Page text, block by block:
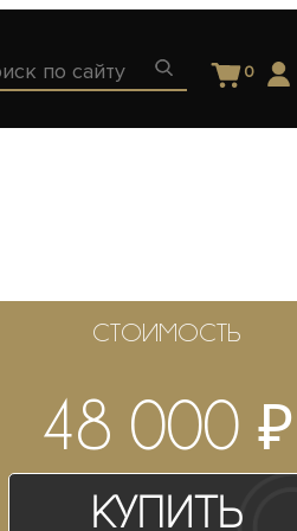
0
СТОИМОСТЬ
48 000₽
Купить